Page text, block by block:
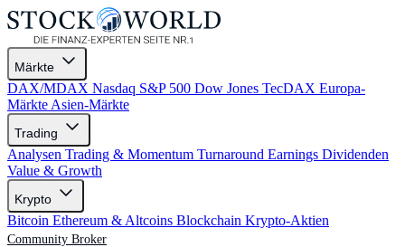
Märkte
DAX/MDAX Nasdaq S&P 500 Dow Jones TecDAX Europa-
Märkte Asien-Märkte
Trading
Analysen Trading & Momentum Turnaround Earnings Dividenden
Value & Growth
Krypto
Bitcoin Ethereum & Altcoins Blockchain Krypto-Aktien
Community Broker